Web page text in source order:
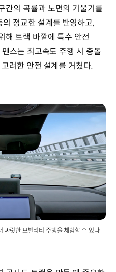
간의 곡률과 노면의 기울기를
정교한 설계를 반영하고,
해 트랙 바깥에 특수 안전
스는 최고속도 주행 시 충돌
려한 안전 설계를 거쳤다.
짜릿한 모빌리티 주행을 체험할 수 있다